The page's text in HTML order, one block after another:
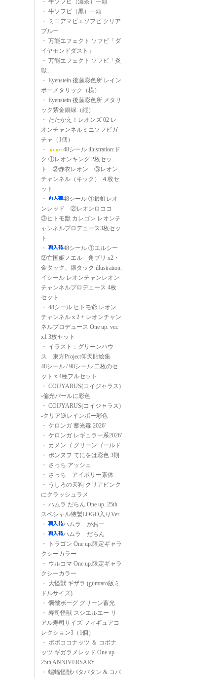
・ 牛ソフビ（濃茶）一頭
・ 牛ソフビ（黒）一頭
・
ミニアマビエソフビ クリア
ブルー
・ 万能エフェクト ソフビ「ダ
イヤモンドダスト」
・ 万能エフェクト ソフビ「炎
獄」
・ Eyenstein 後藤彩色所 レイン
ボーメタリック（横）
・ Eyenstein 後藤彩色所 メタリ
ック紫金銀緑（縦）
・ たたかえ！レオンズ 02 レ
オンチャンネルミニソフビガ
チャ（1個）
・
48シール illustration:ド
ク ①レオンキング 2枚セッ
ト ②赤衣レオン ③レオン
チャンネル（キック） ４枚セ
ット
・
48シール ①最虹レオ
ンレッド ②レオンロココ
③ヒトモ獣 カレゴン レオンチ
ャンネルプロデュース3枚セッ
ト
・
48シール ①エルシー
②亡国姫ノエル 角プリ x2・
金タック、銀タック illustration:
イシール レオンチャンレオン
チャンネルプロデュース 4枚
セット
・ 48シール ヒトモ爺 レオン
チャンネル x 2 + レオンチャン
ネルプロデュース One up. ver.
x1 3枚セット
・ イラスト：グリーンハウ
ス 東方Project仰天貼絵集
48シール / 98シール 二枚のセ
ット x 4種フルセット
・ COIJYARUS(コイジャラス)
-偏光パールに彩色
・ COIJYARUS(コイジャラス)
-クリア逆レインボー彩色
・ ケロンガ 蓄光毒 2026'
・ ケロンガ レギュラー系2026'
・ カメンゴ グリーンゴールド
・ ポンヌフ てにをは彩色 3期
・ さっち アッシュ
・ さっち アイボリー素体
・
うしろの天狗 クリアピンク
にクラッシュラメ
・ ハムラ だらん One up. 25th
スペシャル特製LOGO入りVer.
・
ハムラ がおー
・
ハムラ だらん
・
トラゴン One up.限定ギャラ
クシーカラー
・ ウルコマ One up.限定ギャラ
クシーカラー
・ 大怪獣 ギザラ (gumtaro版ミ
ドルサイズ)
・ 髑髏ボーグ グリーン蓄光
・ 寿司怪獣 スシエルエー リ
アル寿司サイズ フィギュアコ
レクション3（1個）
・ ボボココナッツ ＆ コボナ
ッツ ギガラメレッド One up.
25th ANNIVERSARY
・ 蝙蝠怪獣パタパタン & コパ